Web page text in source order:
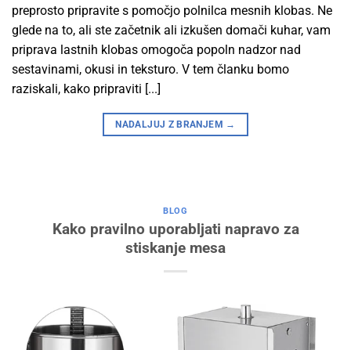
preprosto pripravite s pomočjo polnilca mesnih klobas. Ne
glede na to, ali ste začetnik ali izkušen domači kuhar, vam
priprava lastnih klobas omogoča popoln nadzor nad
sestavinami, okusi in teksturo. V tem članku bomo
raziskali, kako pripraviti [...]
NADALJUJ Z BRANJEM →
BLOG
Kako pravilno uporabljati napravo za
stiskanje mesa